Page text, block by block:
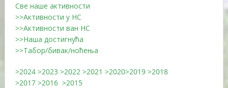
Све наше активности
>>Активности у НС
>>Активности ван НС
>>Наша достигнућа
>>Табор/бивак/ноћења
>2024 >2023 >2022 >2021 >2020>2019 >2018
>2017 >2016 >2015